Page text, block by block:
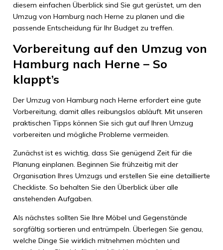
diesem einfachen Überblick sind Sie gut gerüstet, um den
Umzug von Hamburg nach Herne zu planen und die
passende Entscheidung für Ihr Budget zu treffen.
Vorbereitung auf den Umzug von
Hamburg nach Herne – So
klappt’s
Der Umzug von Hamburg nach Herne erfordert eine gute
Vorbereitung, damit alles reibungslos abläuft. Mit unseren
praktischen Tipps können Sie sich gut auf Ihren Umzug
vorbereiten und mögliche Probleme vermeiden.
Zunächst ist es wichtig, dass Sie genügend Zeit für die
Planung einplanen. Beginnen Sie frühzeitig mit der
Organisation Ihres Umzugs und erstellen Sie eine detaillierte
Checkliste. So behalten Sie den Überblick über alle
anstehenden Aufgaben.
Als nächstes sollten Sie Ihre Möbel und Gegenstände
sorgfältig sortieren und entrümpeln. Überlegen Sie genau,
welche Dinge Sie wirklich mitnehmen möchten und